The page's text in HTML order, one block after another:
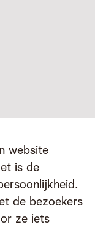
website
is de
de bezoekers
ze iets